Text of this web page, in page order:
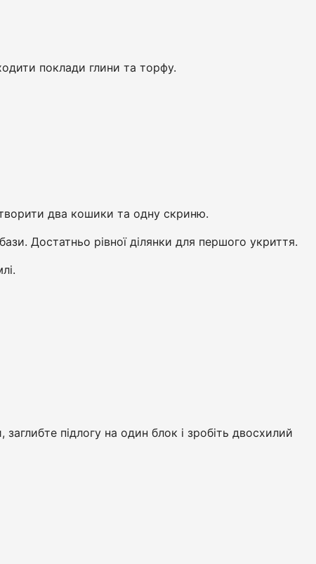
поклади глини та торфу.
два кошики та одну скриню.
Достатньо рівної ділянки для першого укриття.
підлогу на один блок і зробіть двосхилий